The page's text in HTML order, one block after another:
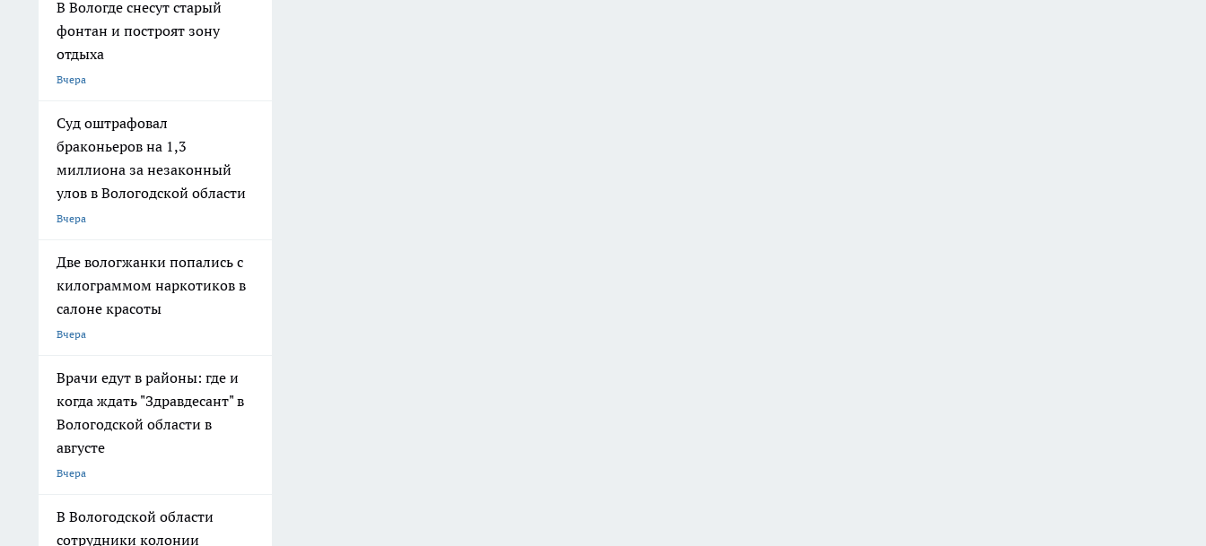
В Вологде снесут старый
фонтан и построят зону
отдыха
Вчера
Суд оштрафовал
браконьеров на 1,3
миллиона за незаконный
улов в Вологодской области
Вчера
Две вологжанки попались с
килограммом наркотиков в
салоне красоты
Вчера
Врачи едут в районы: где и
когда ждать "Здравдесант" в
Вологодской области в
августе
Вчера
В Вологодской области
сотрудники колонии